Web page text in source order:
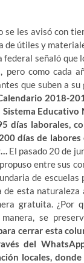
les avisó con
de útiles y
señaló que
pero como cada
que suben a
2018-
días laborales,
días de labores
El pasado 20 de
entre sus
de escuelas
de esta
gratuita. ¿Por
se
cerrar esta
del
locales,